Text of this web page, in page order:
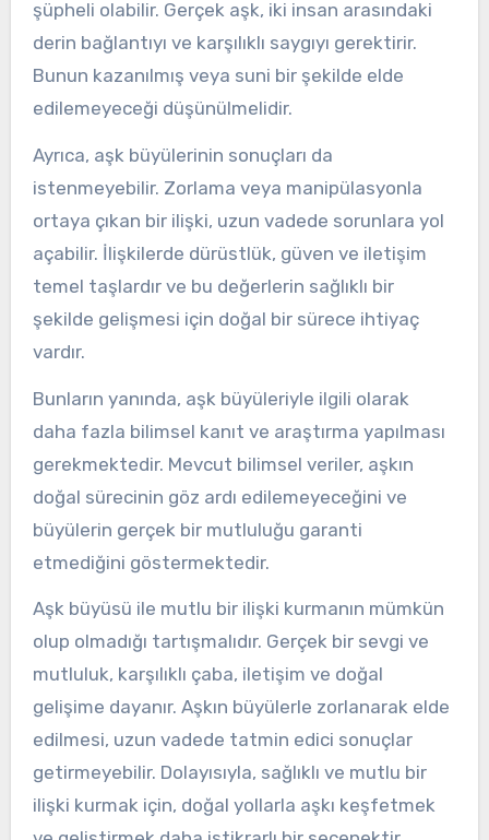
şüpheli olabilir. Gerçek aşk, iki insan arasındaki
derin bağlantıyı ve karşılıklı saygıyı gerektirir.
Bunun kazanılmış veya suni bir şekilde elde
edilemeyeceği düşünülmelidir.
Ayrıca, aşk büyülerinin sonuçları da
istenmeyebilir. Zorlama veya manipülasyonla
ortaya çıkan bir ilişki, uzun vadede sorunlara yol
açabilir. İlişkilerde dürüstlük, güven ve iletişim
temel taşlardır ve bu değerlerin sağlıklı bir
şekilde gelişmesi için doğal bir sürece ihtiyaç
vardır.
Bunların yanında, aşk büyüleriyle ilgili olarak
daha fazla bilimsel kanıt ve araştırma yapılması
gerekmektedir. Mevcut bilimsel veriler, aşkın
doğal sürecinin göz ardı edilemeyeceğini ve
büyülerin gerçek bir mutluluğu garanti
etmediğini göstermektedir.
Aşk büyüsü ile mutlu bir ilişki kurmanın mümkün
olup olmadığı tartışmalıdır. Gerçek bir sevgi ve
mutluluk, karşılıklı çaba, iletişim ve doğal
gelişime dayanır. Aşkın büyülerle zorlanarak elde
edilmesi, uzun vadede tatmin edici sonuçlar
getirmeyebilir. Dolayısıyla, sağlıklı ve mutlu bir
ilişki kurmak için, doğal yollarla aşkı keşfetmek